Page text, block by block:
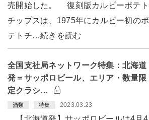
売開始した。 復刻版カルビーポテト
チップスは、1975年にカルビー初のポ
テトチ…続きを読む
全国支社局ネットワーク特集：北海道
発＝サッポロビール、エリア・数量限
定クラシ…
酒類 特集 2023.03.23